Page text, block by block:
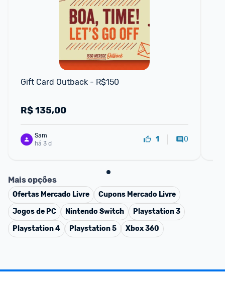
Gift Card Outback - R$150
R$135,00
Sam
há 3 d
1 0
Mais opções
Ofertas Mercado Livre Cupons Mercado Livre
Jogos de PC
Nintendo Switch
Playstation 3
Playstation 4
Playstation 5 Xbox 360